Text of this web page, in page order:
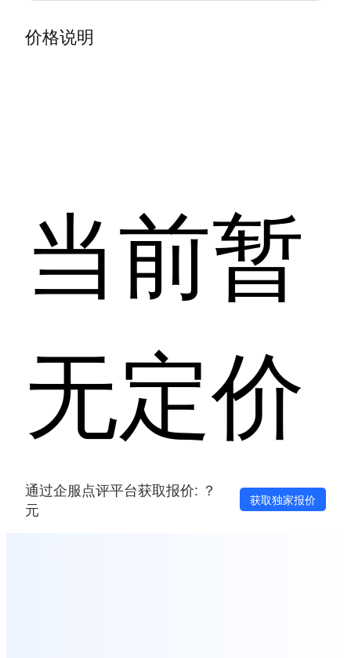
价格说明
当前暂
无定价
通过企服点评平台获取报价: ？
元
获取独家报价